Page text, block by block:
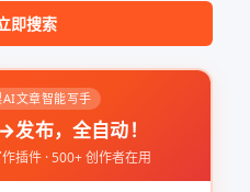
即搜索
AI文章智能写手
布，全自动！
插件 · 500+ 创作者在用